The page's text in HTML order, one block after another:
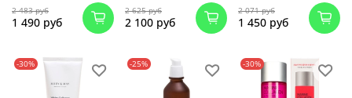
2 483 руб
1 490 руб
2 625 руб
2 100 руб
2 071 руб
1 450 руб
-30% -25% -30%